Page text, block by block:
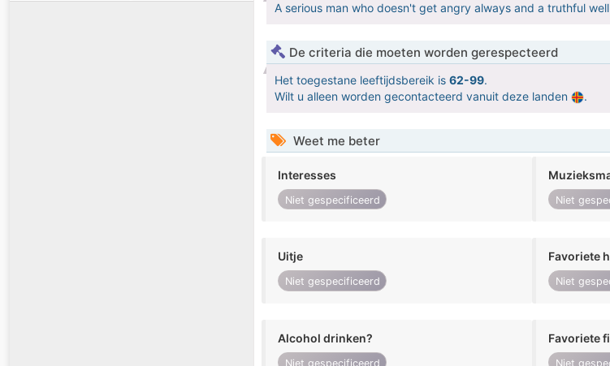
A serious man who doesn't get angry always and a truthful well
De criteria die moeten worden gerespecteerd
Het toegestane leeftijdsbereik is 62-99.
Wilt u alleen worden gecontacteerd vanuit deze landen
.
Weet me beter
Interesses
Niet gespecificeerd Niet
Uitje
Niet gespecificeerd
Favoriete
Niet
Alcohol drinken?
Niet gespecificeerd
Favoriete
Niet